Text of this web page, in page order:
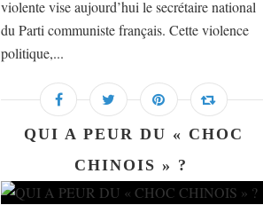
violente vise aujourd’hui le secrétaire national
du Parti communiste français. Cette violence
politique,...
QUI A PEUR DU « CHOC
CHINOIS » ?